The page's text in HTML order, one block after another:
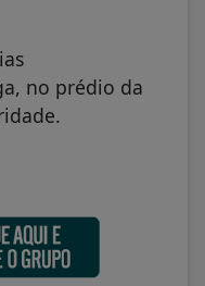
no prédio da